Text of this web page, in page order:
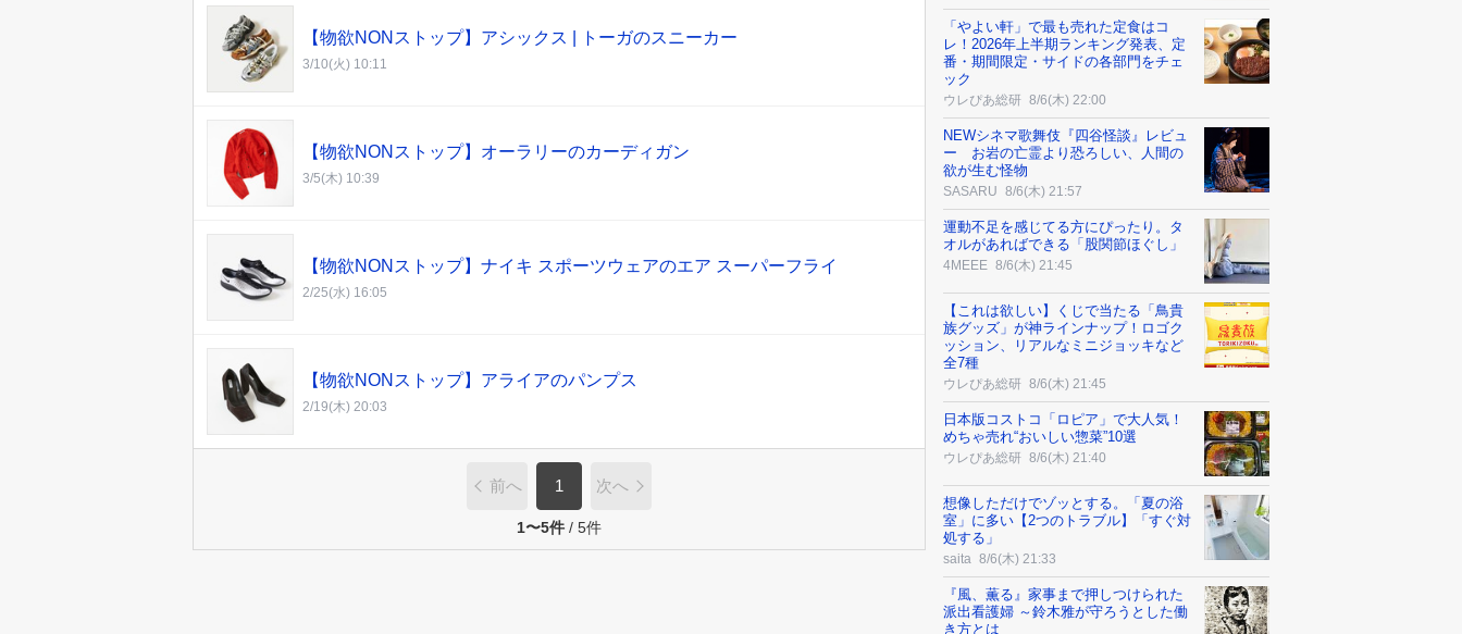
【物欲NONストップ】アシックス | トーガのスニーカー
3/10(火) 10:11
【物欲NONストップ】オーラリーのカーディガン
3/5(木) 10:39
【物欲NONストップ】ナイキ スポーツウェアのエア スーパーフライ
2/25(水) 16:05
【物欲NONストップ】アライアのパンプス
2/19(木) 20:03
前へ 1 次へ
1〜5件 / 5件
「やよい軒」で最も売れた定食はコ
レ！2026年上半期ランキング発表、定
番・期間限定・サイドの各部門をチェ
ック
ウレぴあ総研 8/6(木) 22:00
NEWシネマ歌舞伎『四谷怪談』レビュ
ー お岩の亡霊より恐ろしい、人間の
欲が生む怪物
SASARU 8/6(木) 21:57
運動不足を感じてる方にぴったり。タ
オルがあればできる「股関節ほぐし」
4MEEE 8/6(木) 21:45
【これは欲しい】くじで当たる「鳥貴
族グッズ」が神ラインナップ！ロゴク
ッション、リアルなミニジョッキなど
全7種
ウレぴあ総研 8/6(木) 21:45
日本版コストコ「ロピア」で大人気！
めちゃ売れ“おいしい惣菜”10選
ウレぴあ総研 8/6(木) 21:40
想像しただけでゾッとする。「夏の浴
室」に多い【2つのトラブル】「すぐ対
処する」
saita 8/6(木) 21:33
『風、薫る』家事まで押しつけられた
派出看護婦 ～鈴木雅が守ろうとした働
き方とは